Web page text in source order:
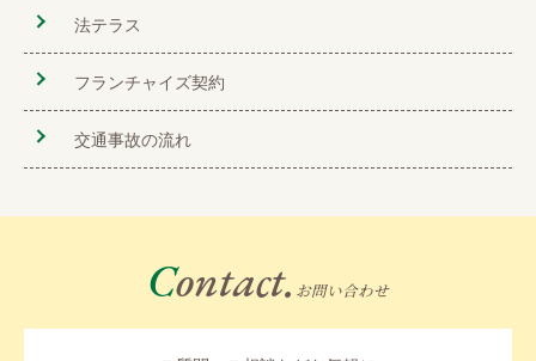
法テラス
フランチャイズ契約
交通事故の流れ
Contact. お問い合わせ